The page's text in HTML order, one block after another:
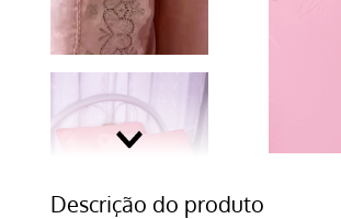
Descrição do produto